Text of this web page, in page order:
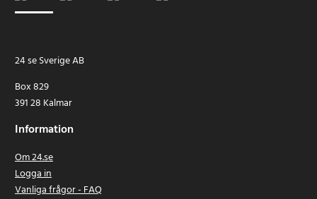
24 se Sverige AB
Box 829
391 28 Kalmar
Information
Om 24.se
Logga in
Vanliga frågor - FAQ